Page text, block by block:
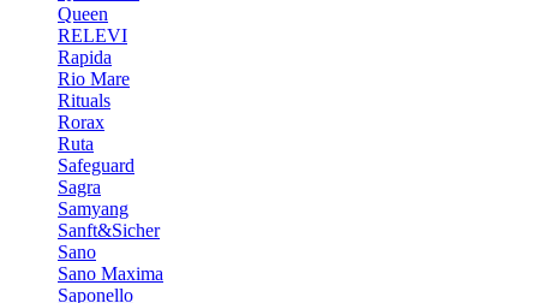
Queen
RELEVI
Rapida
Rio Mare
Rituals
Rorax
Ruta
Safeguard
Sagra
Samyang
Sanft&Sicher
Sano
Sano Maxima
Saponello